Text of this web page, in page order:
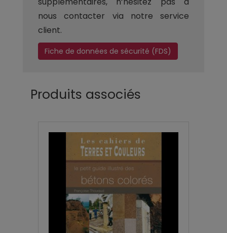
nous contacter via notre service
client.
Fiche de données de sécurité (FDS)
Produits associés